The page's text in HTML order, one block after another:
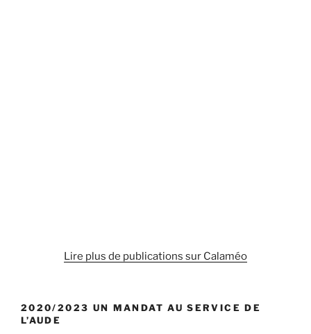
Lire plus de publications sur Calaméo
2020/2023 UN MANDAT AU SERVICE DE
L’AUDE